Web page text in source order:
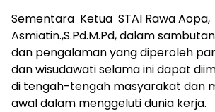
Sementara Ketua STAI Rawa Aopa,
Asmiatin.,S.Pd.M.Pd, dalam
dan pengalaman yang diperoleh
dan wisudawati selama ini dapat
di tengah-tengah masyarakat dan
awal dalam menggeluti dunia kerja.